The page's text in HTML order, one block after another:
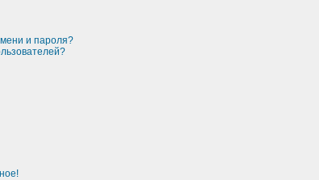
и пароля?